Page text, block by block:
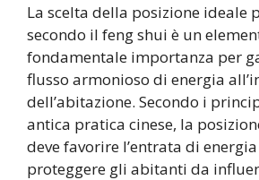
La scelta della posizione ideale
secondo il feng shui è un
fondamentale importanza per
flusso armonioso di energia
dell’abitazione. Secondo i
antica pratica cinese, la
deve favorire l’entrata di
proteggere gli abitanti da